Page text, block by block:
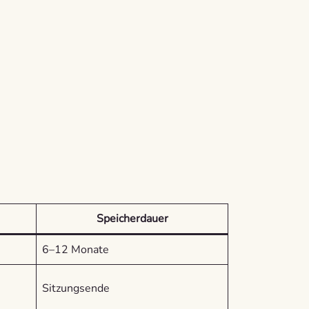
Speicherdauer
6–12 Monate
Sitzungsende